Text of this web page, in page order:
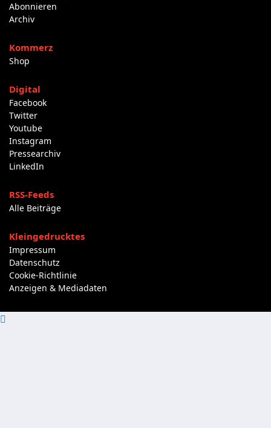
Abonnieren
Archiv
Kommerz
Shop
Digital
Facebook
Twitter
Youtube
Instagram
Pressearchiv
LinkedIn
RSS-Feeds
Alle Beiträge
Kleingedrucktes
Impressum
Datenschutz
Cookie-Richtlinie
Anzeigen & Mediadaten